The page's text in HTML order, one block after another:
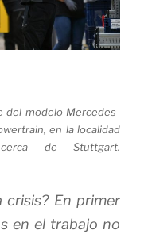
del modelo Mercedes-
en la localidad
de Stuttgart.
crisis? En primer
en el trabajo no